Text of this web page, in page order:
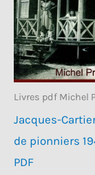
Livres pdf Michel
Jacques-
de pionniers
PDF